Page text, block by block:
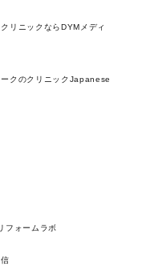
リニックならDYMメディ
クのクリニックJapanese
フォームラボ